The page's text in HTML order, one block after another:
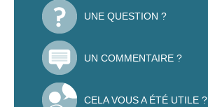
UNE QUESTION ?
UN COMMENTAIRE ?
CELA VOUS A ÉTÉ UTILE ?